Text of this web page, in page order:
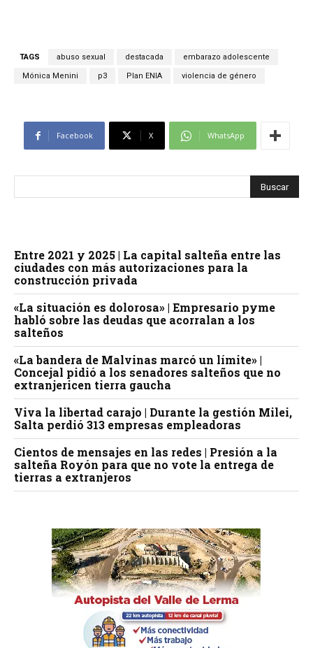
TAGS abuso sexual destacada embarazo adolescente
Mónica Menini p3 Plan ENIA violencia de género
Facebook X WhatsApp
Entre 2021 y 2025 | La capital salteña entre las
ciudades con más autorizaciones para la
construcción privada
«La situación es dolorosa» | Empresario pyme
habló sobre las deudas que acorralan a los
salteños
«La bandera de Malvinas marcó un límite» |
Concejal pidió a los senadores salteños que no
extranjericen tierra gaucha
Viva la libertad carajo | Durante la gestión Milei,
Salta perdió 313 empresas empleadoras
Cientos de mensajes en las redes | Presión a la
salteña Royón para que no vote la entrega de
tierras a extranjeros